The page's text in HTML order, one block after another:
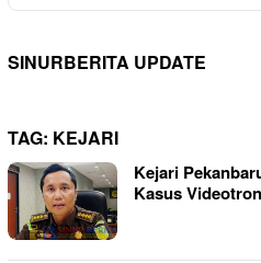
SINURBERITA UPDATE
TAG: KEJARI
Kejari
Kasus